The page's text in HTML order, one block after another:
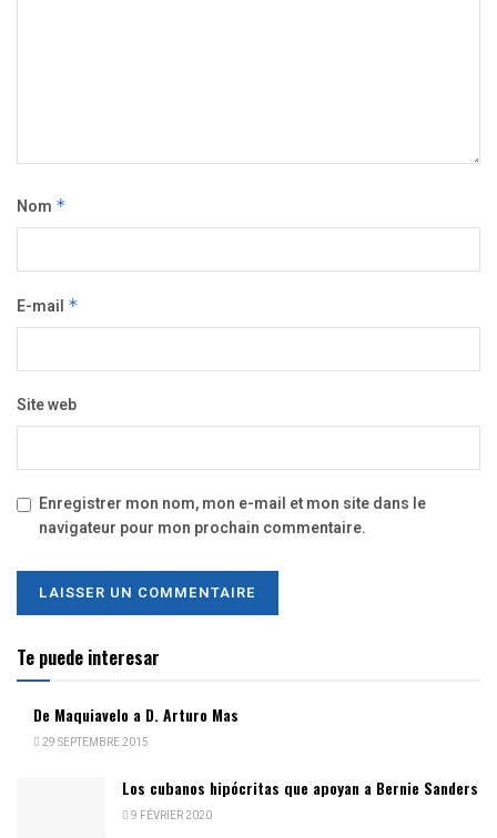
Nom *
E-mail *
Site web
Enregistrer mon nom, mon e-mail et mon site dans le
navigateur pour mon prochain commentaire.
Te puede interesar
De Maquiavelo a D. Arturo Mas
29 SEPTEMBRE 2015
Los cubanos hipócritas que apoyan a Bernie Sanders
9 FÉVRIER 2020